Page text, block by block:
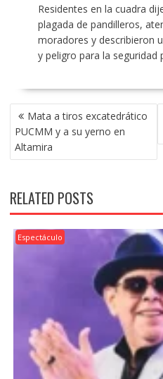
Residentes en la cuadra
plagada de pandilleros,
moradores y describieron
y peligro para la seguridad
POST
NAVIGATION
Mata a tiros excatedrático
PUCMM y a su yerno en
Altamira
RELATED POSTS
Espectáculo